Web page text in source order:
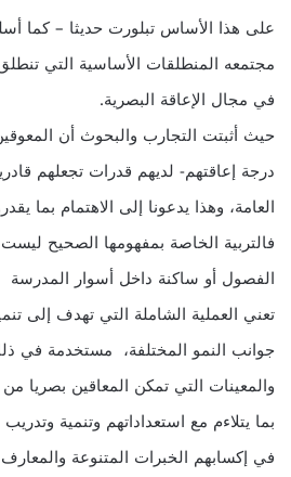
على هذا الأساس تبلورت حديثا – كما
مجتمعه المنطلقات الأساسية التي
في مجال الإعاقة البصرية.
حيث أثبتت التجارب والبحوث أن
درجة إعاقتهم- لديهم قدرات تجعلهم
العامة، وهذا يدعونا إلى الاهتمام بما
فالتربية الخاصة بمفهومها الصحيح
الفصول أو ساكنة داخل أسوار
تعني العملية الشاملة التي تهدف إلى
جوانب النمو المختلفة، مستخدمة في
والمعينات التي تمكن المعاقين بصريا من
بما يتلاءم مع استعداداتهم وتنمية
في إكسابهم الخبرات المتنوعة